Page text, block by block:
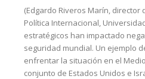
(Edgardo Riveros Marín, director
Política Internacional,
estratégicos han impactado
seguridad mundial. Un ejemplo
enfrentar la situación en el
conjunto de Estados Unidos e